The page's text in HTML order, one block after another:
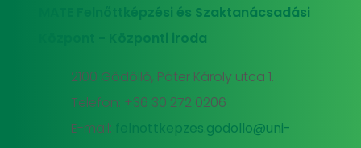
MATE Felnőttképzési és Szaktanácsadási
Központ - Központi iroda
2100 Gödöllő, Páter Károly utca 1.
Telefon: +36 30 272 0206
E-mail:
felnottkepzes.godollo@uni-